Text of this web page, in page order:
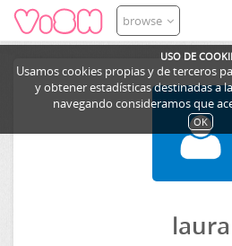
USO DE
Usamos cookies propias y de terceros
y obtener estadísticas destinadas a
navegando consideramos que
OK
browse
laura